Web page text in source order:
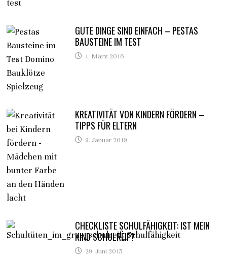
GUTE DINGE SIND EINFACH – PESTAS
BAUSTEINE IM TEST
1. März 2016
KREATIVITÄT VON KINDERN FÖRDERN –
TIPPS FÜR ELTERN
9. Januar 2019
CHECKLISTE SCHULFÄHIGKEIT: IST MEIN
KIND SCHULREIF?
29. Juni 2015